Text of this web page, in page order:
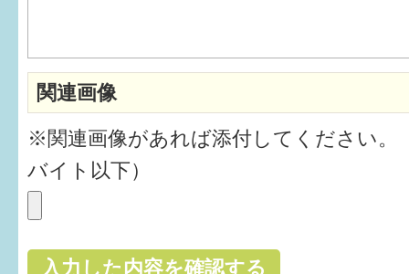
関連画像
※関連画像があれば添付してください。
バイト以下）
子育てマップ
イベントレポート
なるほどコラム
メールマガジン
はぐくむ.net相談コーナー